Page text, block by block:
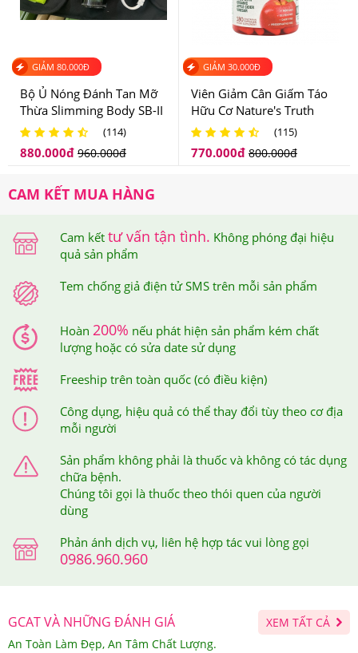
bằng ứng dụng iCheck - Ứng dụng tra cứu nguồn gốc
Việt Nam.
Trên mỗi sản phẩm tại Hệ thống Giảm Cân An Toàn đều
được dán tem chống hàng giả điện tử SMS để đảm bảo
quyền lợi của khách hàng.
Khi cào lớp tem này ra thì bạn sẽ nhận được mã số của
cú pháp hướng dẫn trên tem và gửi đến 7039 để được
xác thực.
Sau khi bạn đã soạn tin nhắn mã số gửi đi thì tổng đài sẽ
gửi trả về cho bạn tin nhắn xác thực sản phẩm bạn vừa
mua tại Hệ thống Giảm Cân An Toàn.
GIẢM 80.000Đ
Bộ Ủ Nóng Đánh Tan Mỡ
Thừa Slimming Body SB-II
Mẫu Mới
(114)
880.000đ 960.000đ
GIẢM 30.000Đ
Viên Giảm Cân Giấm Táo
Hữu Cơ Nature's Truth
Apple Cider Vinegar
(115)
770.000đ 800.000đ
CAM KẾT MUA HÀNG
Cam kết tư vấn tận tình. Không phóng đại hiệu
quả sản phẩm
Tem chống giả điện tử SMS trên mỗi sản phẩm
Hoàn 200% nếu phát hiện sản phẩm kém chất
lượng hoặc có sửa date sử dụng
Freeship trên toàn quốc (có điều kiện)
Công dụng, hiệu quả có thể thay đổi tùy theo cơ địa
mỗi người
Sản phẩm không phải là thuốc và không có tác dụng
chữa bệnh.
Chúng tôi gọi là thuốc theo thói quen của người
dùng
Phản ánh dịch vụ, liên hệ hợp tác vui lòng gọi
0986.960.960
GCAT VÀ NHỮNG ĐÁNH GIÁ
An Toàn Làm Đẹp, An Tâm Chất Lượng.
XEM TẤT CẢ